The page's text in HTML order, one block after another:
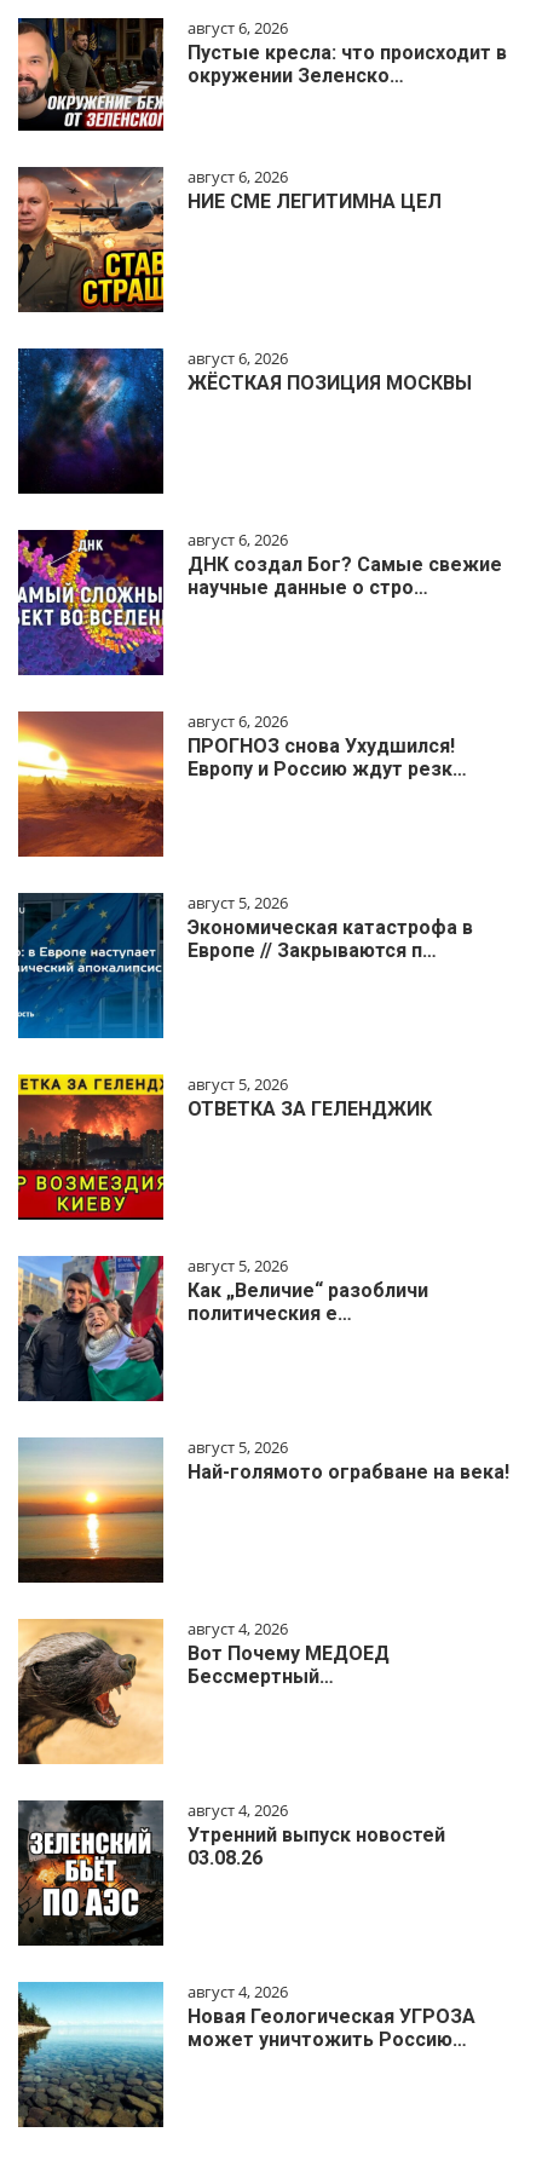
август 6, 2026
Пустые кресла: что происходит в
окружении Зеленско…
август 6, 2026
НИЕ СМЕ ЛЕГИТИМНА ЦЕЛ
август 6, 2026
ЖЁСТКАЯ ПОЗИЦИЯ МОСКВЫ
август 6, 2026
ДНК создал Бог? Самые свежие
научные данные о стро…
август 6, 2026
ПРОГНОЗ снова Ухудшился!
Европу и Россию ждут резк…
август 5, 2026
Экономическая катастрофа в
Европе // Закрываются п…
август 5, 2026
ОТВЕТКА ЗА ГЕЛЕНДЖИК
август 5, 2026
Как „Величие“ разобличи
политическия е…
август 5, 2026
Най-голямото ограбване на века!
август 4, 2026
Вот Почему МЕДОЕД
Бессмертный…
август 4, 2026
Утренний выпуск новостей
03.08.26
август 4, 2026
Новая Геологическая УГРОЗА
может уничтожить Россию…